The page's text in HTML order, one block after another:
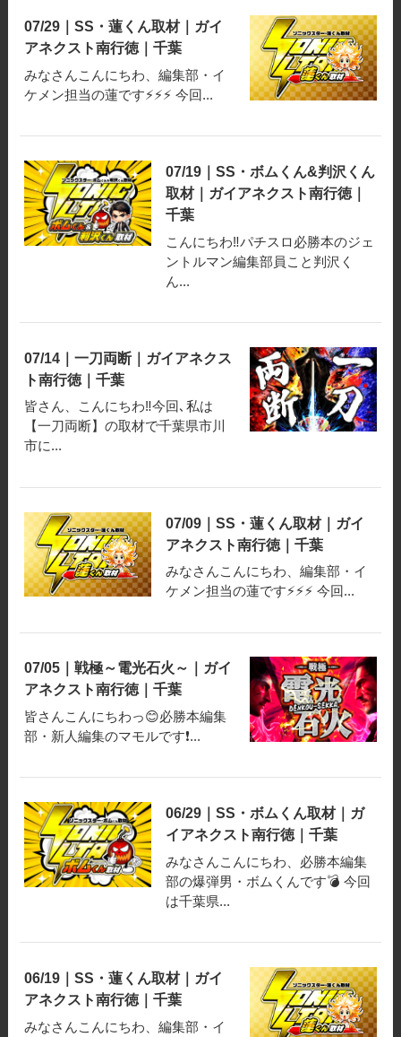
07/29｜SS・蓮くん取材｜ガイ
アネクスト南行徳｜千葉
みなさんこんにちわ、編集部・イ
ケメン担当の蓮です⚡⚡⚡ 今回...
07/19｜SS・ボムくん&判沢くん
取材｜ガイアネクスト南行徳｜
千葉
こんにちわ‼️パチスロ必勝本のジェ
ントルマン編集部員こと判沢く
ん...
07/14｜一刀両断｜ガイアネクス
ト南行徳｜千葉
皆さん、こんにちわ‼️今回､私は
【一刀両断】の取材で千葉県市川
市に...
07/09｜SS・蓮くん取材｜ガイ
アネクスト南行徳｜千葉
みなさんこんにちわ、編集部・イ
ケメン担当の蓮です⚡⚡⚡ 今回...
07/05｜戦極～電光石火～｜ガイ
アネクスト南行徳｜千葉
皆さんこんにちわっ😊必勝本編集
部・新人編集のマモルです❗️...
06/29｜SS・ボムくん取材｜ガ
イアネクスト南行徳｜千葉
みなさんこんにちわ、必勝本編集
部の爆弾男・ボムくんです💣 今回
は千葉県...
06/19｜SS・蓮くん取材｜ガイ
アネクスト南行徳｜千葉
みなさんこんにちわ、編集部・イ